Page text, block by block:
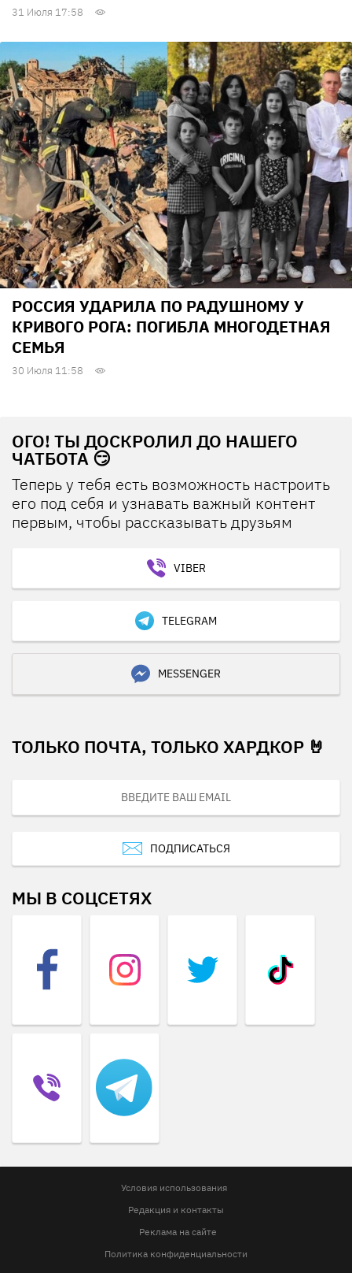
31 Июля 17:58
РОССИЯ УДАРИЛА ПО РАДУШНОМУ У
КРИВОГО РОГА: ПОГИБЛА МНОГОДЕТНАЯ
СЕМЬЯ
30 Июля 11:58
ОГО! ТЫ ДОСКРОЛИЛ ДО НАШЕГО
ЧАТБОТА 😏
Теперь у тебя есть возможность настроить
его под себя и узнавать важный контент
первым, чтобы рассказывать друзьям
VIBER
TELEGRAM
MESSENGER
ТОЛЬКО ПОЧТА, ТОЛЬКО ХАРДКОР 🤘
ПОДПИСАТЬСЯ
МЫ В СОЦСЕТЯХ
Условия использования
Редакция и контакты
Реклама на сайте
Политика конфиденциальности